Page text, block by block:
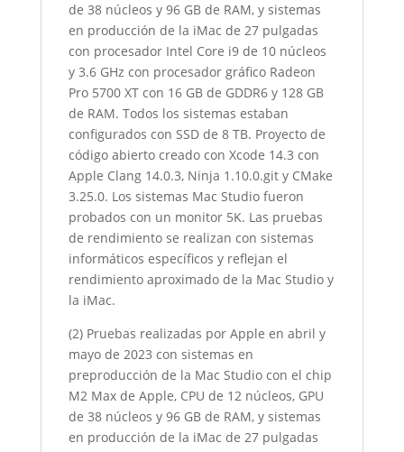
de 38 núcleos y 96 GB de RAM, y sistemas
en producción de la iMac de 27 pulgadas
con procesador Intel Core i9 de 10 núcleos
y 3.6 GHz con procesador gráfico Radeon
Pro 5700 XT con 16 GB de GDDR6 y 128 GB
de RAM. Todos los sistemas estaban
configurados con SSD de 8 TB. Proyecto de
código abierto creado con Xcode 14.3 con
Apple Clang 14.0.3, Ninja 1.10.0.git y CMake
3.25.0. Los sistemas Mac Studio fueron
probados con un monitor 5K. Las pruebas
de rendimiento se realizan con sistemas
informáticos específicos y reflejan el
rendimiento aproximado de la Mac Studio y
la iMac.
(2) Pruebas realizadas por Apple en abril y
mayo de 2023 con sistemas en
preproducción de la Mac Studio con el chip
M2 Max de Apple, CPU de 12 núcleos, GPU
de 38 núcleos y 96 GB de RAM, y sistemas
en producción de la iMac de 27 pulgadas